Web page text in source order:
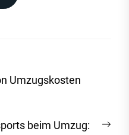
Umzugskosten
beim Umzug: